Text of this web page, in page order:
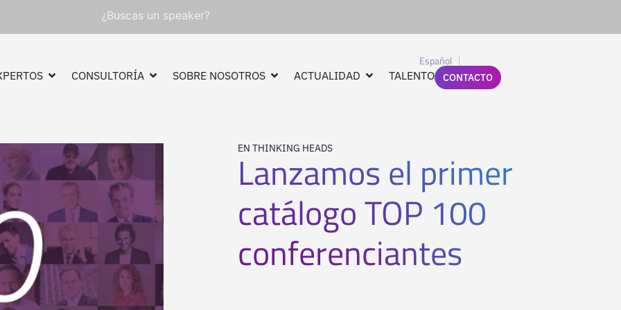
¿Buscas un speaker?
CONSULTORÍA SOBRE NOSOTROS ACTUALIDAD TALENTO
Español
CONTACTO
EN THINKING HEADS
Lanzamos el primer
catálogo TOP 100
conferenciantes